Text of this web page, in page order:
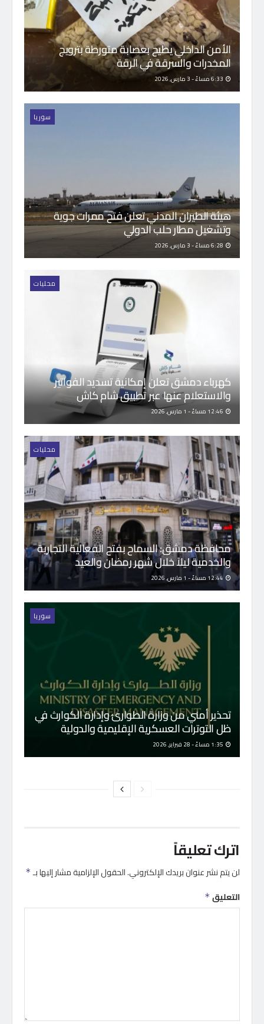
الأمن الداخلي يطيح بعصابة متورطة بترويج
المخدرات والسرقة في الرقة
سوريا
هيئة الطيران المدني تعلن فتح ممرات جوية
وتشغيل مطار حلب الدولي
محليات
كهرباء دمشق تعلن إمكانية تسديد الفواتير
والاستعلام عنها عبر تطبيق شام كاش
محليات
محافظة دمشق: السماح بفتح الفعالية التجارية
والخدمية ليلاً خلال شهر رمضان والعيد
سوريا
تحذير أمني من وزارة الطوارئ وإدارة الكوارث في
ظل التوترات العسكرية الإقليمية والدولية
اترك تعليقاً
لن يتم نشر عنوان بريدك الإلكتروني.الحقول الإلزامية مشار إليها بـ *
التعليق *